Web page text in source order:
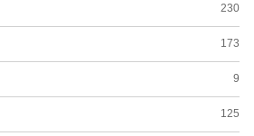
230
173
9
125